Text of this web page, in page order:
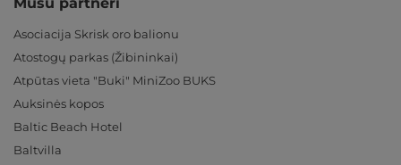
Asociacija Skrisk oro balionu
Atostogų parkas (Žibininkai)
Atpūtas vieta "Buki" MiniZoo BUKS
Auksinės kopos
Baltic Beach Hotel
Baltvilla